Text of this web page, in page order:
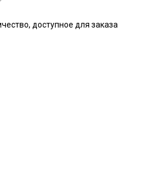
доступное для заказа